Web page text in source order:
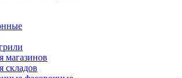
магазинов
складов